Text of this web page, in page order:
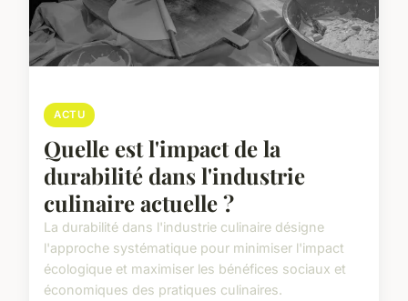
ACTU
Quelle est l'impact de la
durabilité dans l'industrie
culinaire actuelle ?
La durabilité dans l'industrie culinaire désigne
l'approche systématique pour minimiser l'impact
écologique et maximiser les bénéfices sociaux et
économiques des pratiques culinaires.